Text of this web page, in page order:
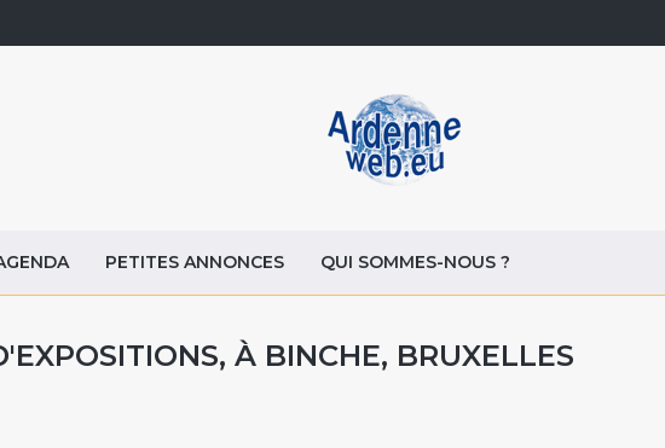
PETITES ANNONCES QUI SOMMES-NOUS ?
À BINCHE, BRUXELLES